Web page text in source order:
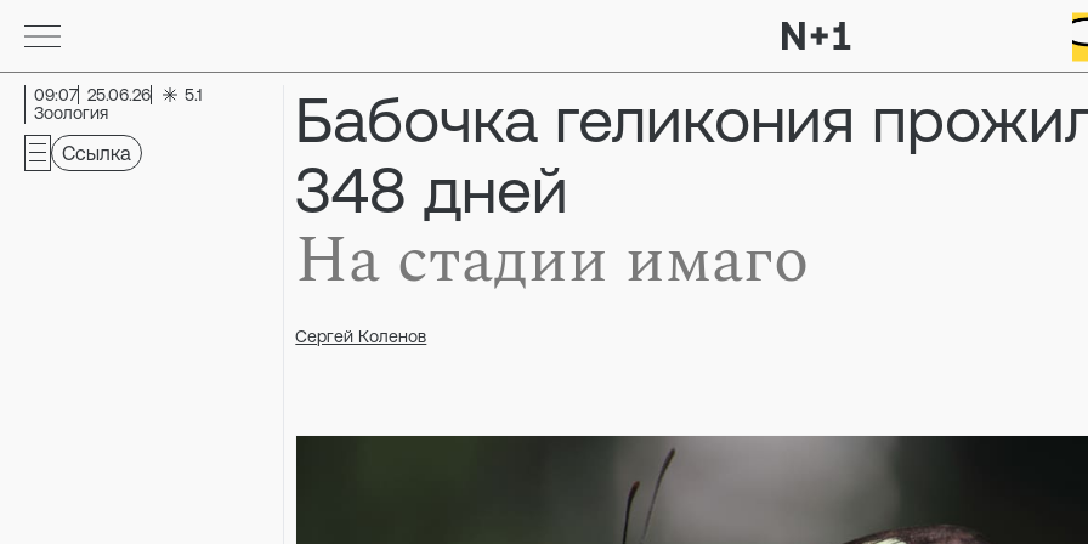
09:07 25.06.26
5.1
Зоология
Ссылка
Бабочка геликония
348 дней
На стадии имаго
Сергей Коленов